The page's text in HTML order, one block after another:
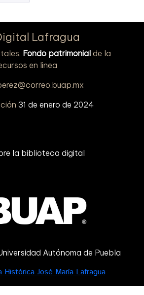
Lafragua
Fondo patrimonial de la
en linea
31 de enero de 2024
la biblioteca digital
Autónoma de Puebla
Histórica José María Lafragua